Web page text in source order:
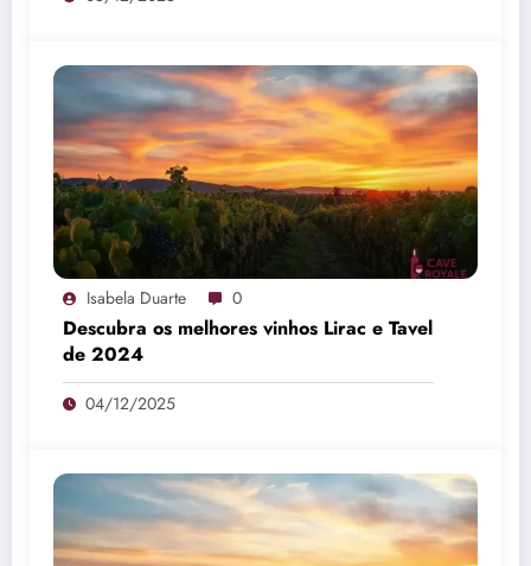
Isabela Duarte 0
Descubra os melhores vinhos Lirac e Tavel
de 2024
04/12/2025